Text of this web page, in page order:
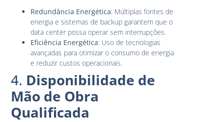
Redundância Energética: Múltiplas fontes de
energia e sistemas de backup garantem que o
data center possa operar sem interrupções.
Eficiência Energética: Uso de tecnologias
avançadas para otimizar o consumo de energia
e reduzir custos operacionais.
4. Disponibilidade de
Mão de Obra
Qualificada